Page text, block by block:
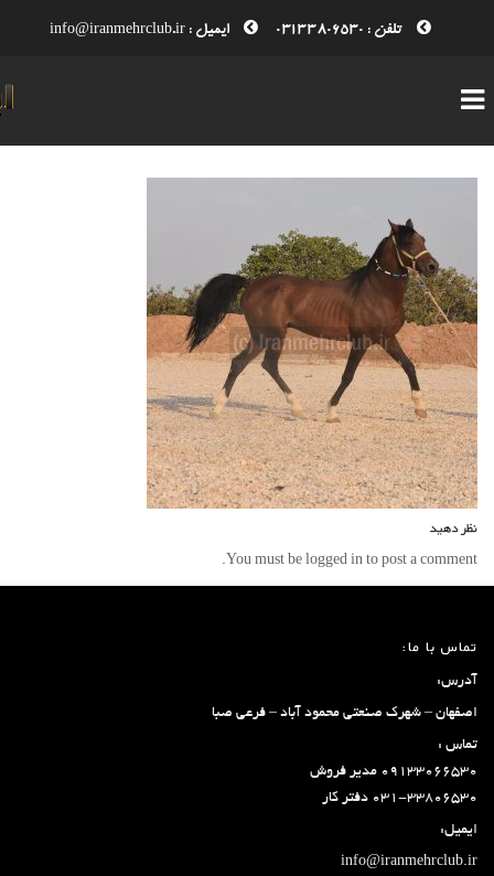
تلفن : 03133806530 ایمیل : info@iranmehrclub.ir
درباره ما
مقالات
اخبار باشگاه
گالری تصاویر
تماس با ما
نظر دهید
You must be logged in to post a comment.
تماس با ما:
آدرس:
اصفهان – شهرک صنعتی محمود آباد – فرعی صبا
تماس :
۰۹۱۳۳۰۶۶۵۳۰ مدیر فروش
۰۳۱-۳۳۸۰۶۵۳۰ دفتر کار
ایمیل:
info@iranmehrclub.ir